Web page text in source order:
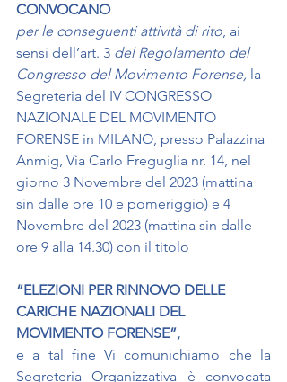
CONVOCANO
per le conseguenti attività di rito, ai
sensi dell’art. 3 del Regolamento del
Congresso del Movimento Forense, la
Segreteria del IV CONGRESSO
NAZIONALE DEL MOVIMENTO
FORENSE in MILANO, presso Palazzina
Anmig, Via Carlo Freguglia nr. 14, nel
giorno 3 Novembre del 2023 (mattina
sin dalle ore 10 e pomeriggio) e 4
Novembre del 2023 (mattina sin dalle
ore 9 alla 14.30) con il titolo
“ELEZIONI PER RINNOVO DELLE
CARICHE NAZIONALI DEL
MOVIMENTO FORENSE”,
e a tal fine Vi comunichiamo che la
Segreteria Organizzativa è convocata